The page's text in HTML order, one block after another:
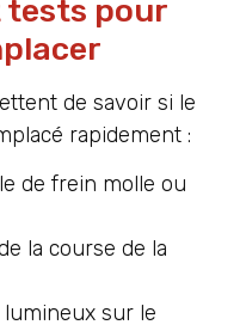
tests pour
de savoir si le
rapidement :
de frein molle ou
la course de la
lumineux sur le